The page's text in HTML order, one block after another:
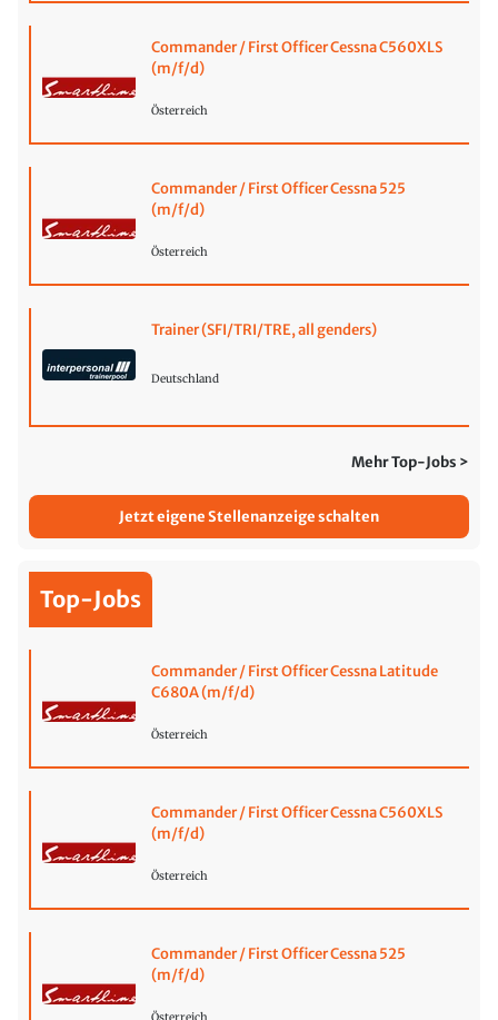
Commander / First Officer Cessna C560XLS
(m/f/d)
Österreich
Commander / First Officer Cessna 525
(m/f/d)
Österreich
Trainer (SFI/TRI/TRE, all genders)
Deutschland
Mehr Top-Jobs >
Jetzt eigene Stellenanzeige schalten
Top-Jobs
Commander / First Officer Cessna Latitude
C680A (m/f/d)
Österreich
Commander / First Officer Cessna C560XLS
(m/f/d)
Österreich
Commander / First Officer Cessna 525
(m/f/d)